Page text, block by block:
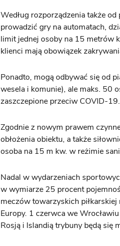
Według rozporządzenia także
prowadzić gry na automatach,
limit jednej osoby na 15 metrów
klienci mają obowiązek
Ponadto, mogą odbywać się od
wesela i komunie), ale maks. 50
zaszczepione przeciw COVID-19.
Zgodnie z nowym prawem
obłożenia obiektu, a także
osoba na 15 m kw. w reżimie
Nadal w wydarzeniach
w wymiarze 25 procent
meczów towarzyskich
Europy. 1 czerwca we
Rosją i Islandią trybuny będą się